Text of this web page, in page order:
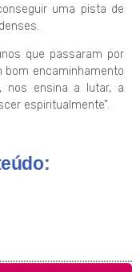
uma pista de
que passaram por
bom encaminhamento
nos ensina a lutar, a
espiritualmente”.